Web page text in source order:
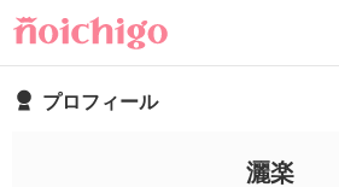
プロフィール
灑楽